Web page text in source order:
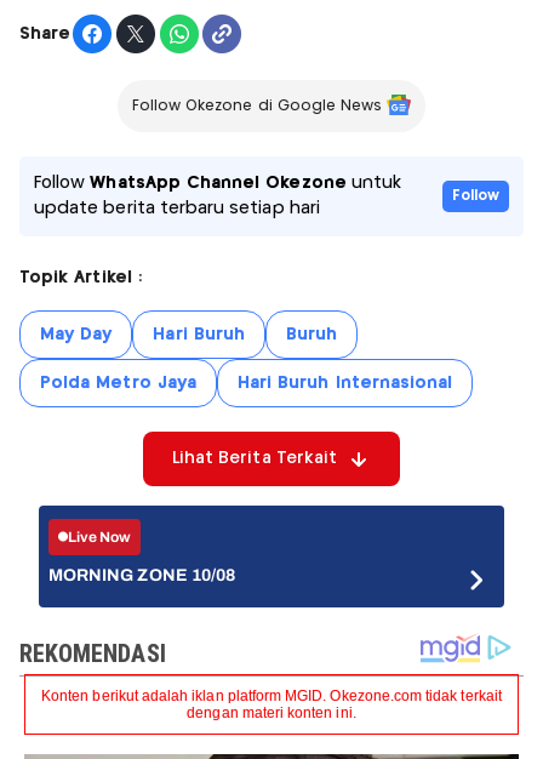
Share
Follow Okezone di Google News
FollowWhatsApp Channel Okezone untuk
update berita terbaru setiap hari
Follow
Topik Artikel :
May Day Hari Buruh Buruh
Polda Metro Jaya Hari Buruh Internasional
Lihat Berita Terkait
Live Now
MORNING ZONE 10/08